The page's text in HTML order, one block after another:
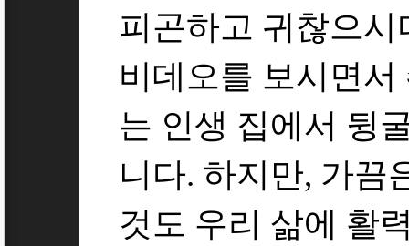
피곤하고 귀찮으시
비데오를 보시면
는 인생 집에서 뒹
니다. 하지만, 가끔
것도 우리 삶에 활